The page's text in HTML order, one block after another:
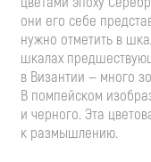
они его себе
нужно отметить в
шкалах
в Византии — много
В помпейском
и черного. Эта
к размышлению.